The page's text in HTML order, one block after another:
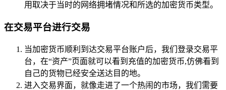
用取决于当时的网络拥堵情况和所选的加密货币类型。
在交易平台进行交易
当加密货币顺利到达交易平台账户后，我们登录交易平
台，在“资产”页面就可以看到充值的加密货币,仿佛看到
自己的货物已经安全送达目的地。
进入交易界面，就像走进了一个热闹的市场，我们需要